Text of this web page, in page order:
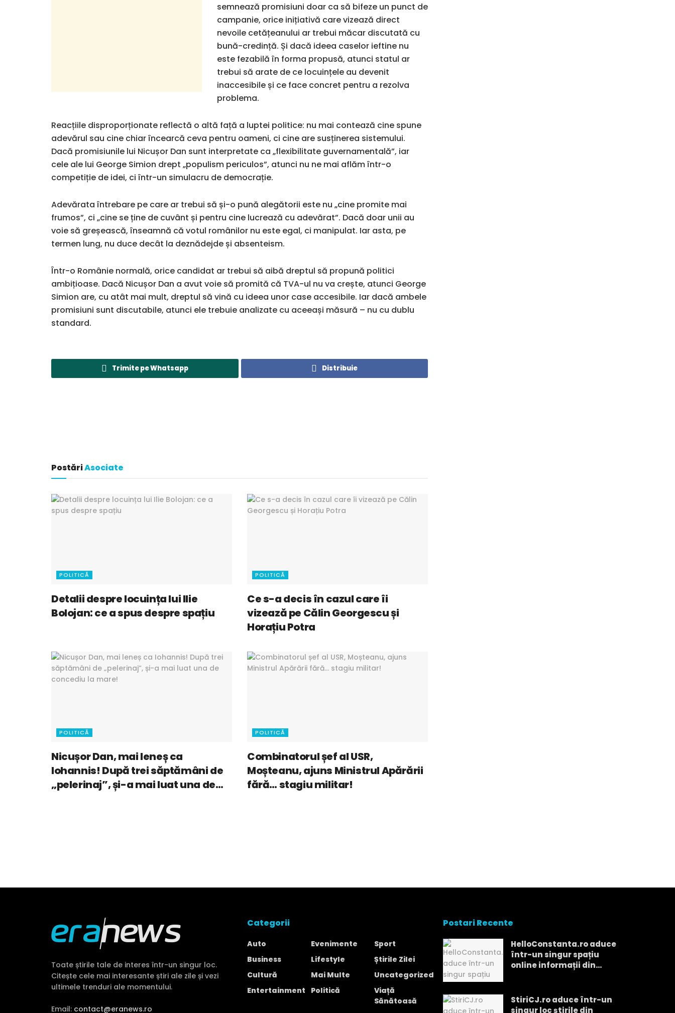
semnează promisiuni doar ca să bifeze un punct de
campanie, orice inițiativă care vizează direct
nevoile cetățeanului ar trebui măcar discutată cu
bună-credință. Și dacă ideea caselor ieftine nu
este fezabilă în forma propusă, atunci statul ar
trebui să arate de ce locuințele au devenit
inaccesibile și ce face concret pentru a rezolva
problema.
Reacțiile disproporționate reflectă o altă față a luptei politice: nu mai contează cine spune
adevărul sau cine chiar încearcă ceva pentru oameni, ci cine are susținerea sistemului.
Dacă promisiunile lui Nicușor Dan sunt interpretate ca „flexibilitate guvernamentală”, iar
cele ale lui George Simion drept „populism periculos”, atunci nu ne mai aflăm într-o
competiție de idei, ci într-un simulacru de democrație.
Adevărata întrebare pe care ar trebui să și-o pună alegătorii este nu „cine promite mai
frumos”, ci „cine se ține de cuvânt și pentru cine lucrează cu adevărat”. Dacă doar unii au
voie să greșească, înseamnă că votul românilor nu este egal, ci manipulat. Iar asta, pe
termen lung, nu duce decât la deznădejde și absenteism.
Într-o Românie normală, orice candidat ar trebui să aibă dreptul să propună politici
ambițioase. Dacă Nicușor Dan a avut voie să promită că TVA-ul nu va crește, atunci George
Simion are, cu atât mai mult, dreptul să vină cu ideea unor case accesibile. Iar dacă ambele
promisiuni sunt discutabile, atunci ele trebuie analizate cu aceeași măsură – nu cu dublu
standard.
Trimite pe Whatsapp Distribuie
PostăriAsociate
POLITICĂ
Detalii despre locuința lui Ilie
Bolojan: ce a spus despre spațiu
POLITICĂ
Ce s-a decis în cazul care îi
vizează pe Călin Georgescu și
Horațiu Potra
POLITICĂ
Nicușor Dan, mai leneș ca
Iohannis! După trei săptămâni de
„pelerinaj”, și-a mai luat una de
POLITICĂ
Combinatorul șef al USR,
Moșteanu, ajuns Ministrul Apărării
fără… stagiu militar!
Toate știrile tale de interes într-un singur loc.
Citește cele mai interesante știri ale zile și vezi
ultimele trenduri ale momentului.
Email: contact@eranews.ro
Categorii
Auto
Business
Cultură
Entertainment
Evenimente
Lifestyle
Mai Multe
Politică
Sport
Știrile Zilei
Uncategorized
Viață
Sănătoasă
Postari Recente
HelloConstanta.ro aduce
într-un singur spațiu
online informații din
StiriCJ.ro aduce într-un
singur loc știrile din